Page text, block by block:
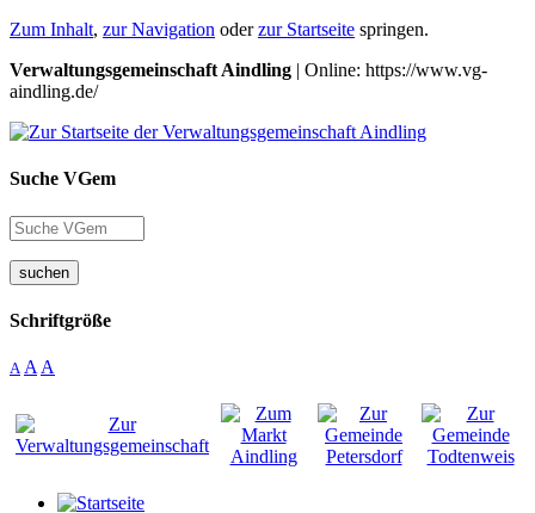
Zum Inhalt, zur Navigation oderzur Startseite springen.
Verwaltungsgemeinschaft Aindling | Online: https://www.vg-
aindling.de/
Suche VGem
suchen
Schriftgröße
A A A